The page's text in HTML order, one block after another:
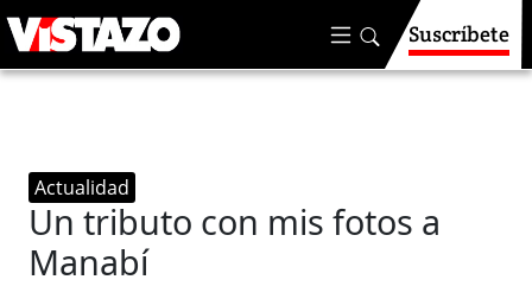
Suscríbete
Actualidad
Un tributo con mis fotos a
Manabí